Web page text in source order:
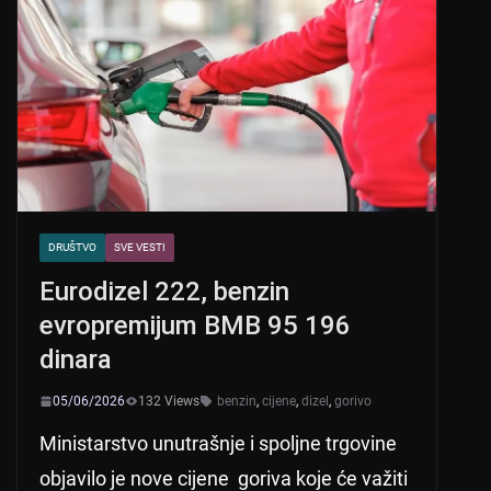
DRUŠTVO SVE VESTI
Eurodizel 222, benzin
evropremijum BMB 95 196
dinara
05/06/2026 132 Views benzin, cijene, dizel, gorivo
Ministarstvo unutrašnje i spoljne trgovine
objavilo je nove cijene goriva koje će važiti